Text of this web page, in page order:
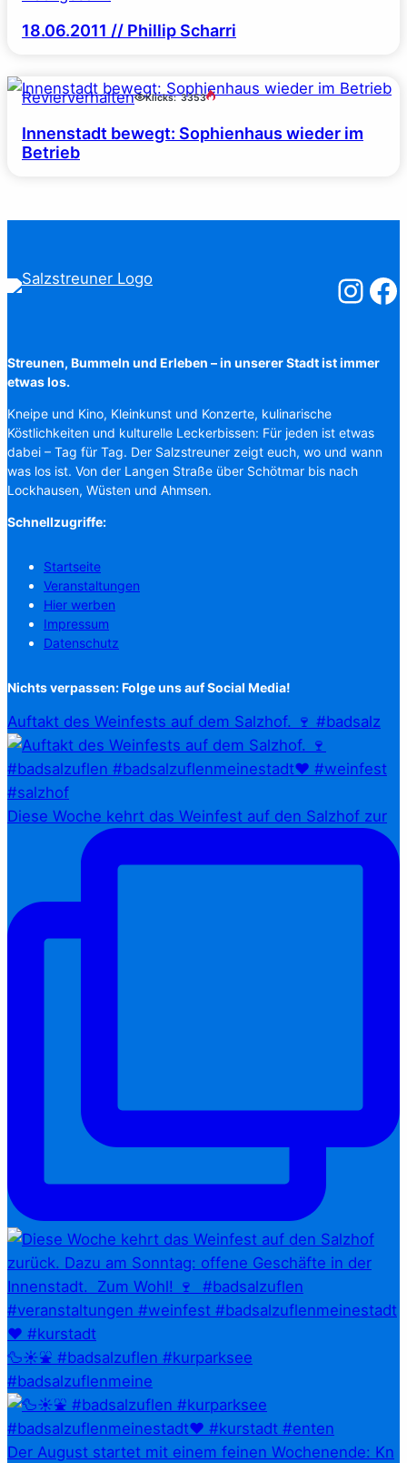
18.06.2011 // Phillip Scharri
Revierverhalten Klicks: 3353
Innenstadt bewegt: Sophienhaus wieder im
Betrieb
Streunen, Bummeln und Erleben – in unserer Stadt ist immer
etwas los.
Kneipe und Kino, Kleinkunst und Konzerte, kulinarische
Köstlichkeiten und kulturelle Leckerbissen: Für jeden ist etwas
dabei – Tag für Tag. Der Salzstreuner zeigt euch, wo und wann
was los ist. Von der Langen Straße über Schötmar bis nach
Lockhausen, Wüsten und Ahmsen.
Schnellzugriffe:
Startseite
Veranstaltungen
Hier werben
Impressum
Datenschutz
Nichts verpassen: Folge uns auf Social Media!
Auftakt des Weinfests auf dem Salzhof. 🍷 #badsalz
Diese Woche kehrt das Weinfest auf den Salzhof zur
🦆☀️⛲ #badsalzuflen #kurparksee
#badsalzuflenmeine
Der August startet mit einem feinen Wochenende: Kn